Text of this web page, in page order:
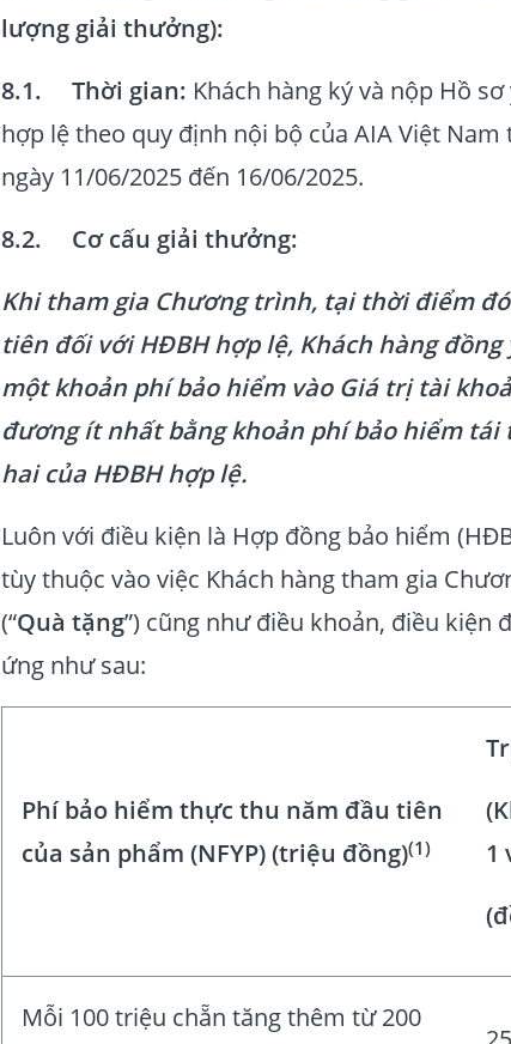
lượng giải thưởng):
8.1. Thời gian: Khách hàng ký và nộp Hồ sơ
hợp lệ theo quy định nội bộ của AIA Việt
ngày 11/06/2025 đến 16/06/2025.
8.2. Cơ cấu giải thưởng:
Khi tham gia Chương trình, tại thời điểm
tiên đối với HĐBH hợp lệ, Khách hàng
một khoản phí bảo hiểm vào Giá trị tài
đương ít nhất bằng khoản phí bảo hiểm tái
hai của HĐBH hợp lệ.
Luôn với điều kiện là Hợp đồng bảo hiểm
tùy thuộc vào việc Khách hàng tham gia
(“Quà tặng”) cũng như điều khoản, điều kiện
ứng như sau:
Phí bảo hiểm thực thu năm đầu tiên
của sản phẩm (NFYP) (triệu đồng)(1)
1
Mỗi 100 triệu chẵn tăng thêm từ 200